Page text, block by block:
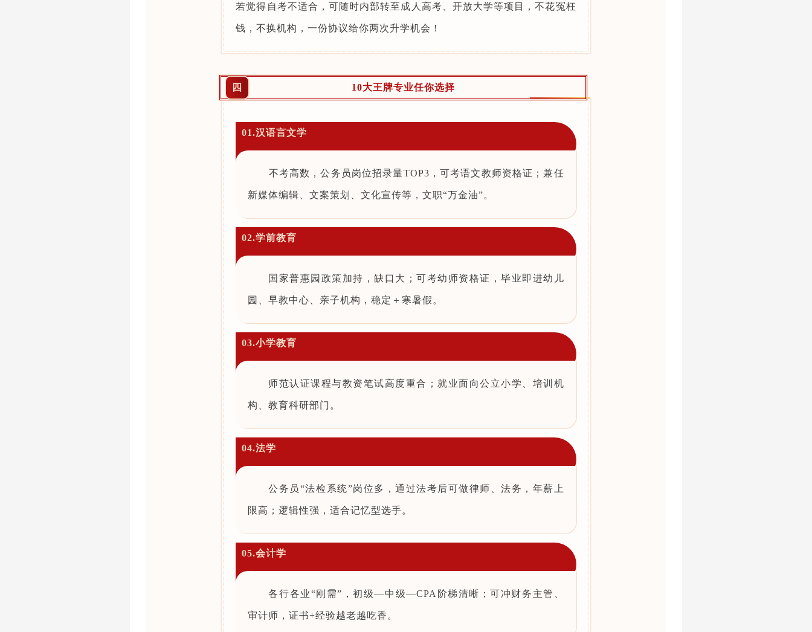
若觉得自考不适合，可随时内部转至成人高考、开放大学等项目，不花冤枉
钱，不换机构，一份协议给你两次升学机会！
四 10大王牌专业任你选择
01.汉语言文学
不考高数，公务员岗位招录量TOP3，可考语文教师资格证；兼任
新媒体编辑、文案策划、文化宣传等，文职“万金油”。
02.学前教育
国家普惠园政策加持，缺口大；可考幼师资格证，毕业即进幼儿
园、早教中心、亲子机构，稳定＋寒暑假。
03.小学教育
师范认证课程与教资笔试高度重合；就业面向公立小学、培训机
构、教育科研部门。
04.法学
公务员“法检系统”岗位多，通过法考后可做律师、法务，年薪上
限高；逻辑性强，适合记忆型选手。
05.会计学
各行各业“刚需”，初级—中级—CPA阶梯清晰；可冲财务主管、
审计师，证书+经验越老越吃香。